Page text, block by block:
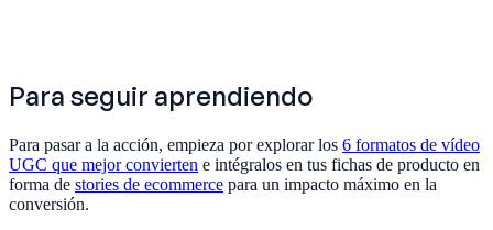
Para seguir aprendiendo
Para pasar a la acción, empieza por explorar los 6 formatos de vídeo
UGC que mejor convierten e intégralos en tus fichas de producto en
forma de stories de ecommerce para un impacto máximo en la
conversión.